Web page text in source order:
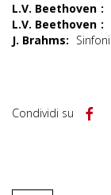
L.V. Beethoven :
L.V. Beethoven :
J. Brahms:
Condividi su